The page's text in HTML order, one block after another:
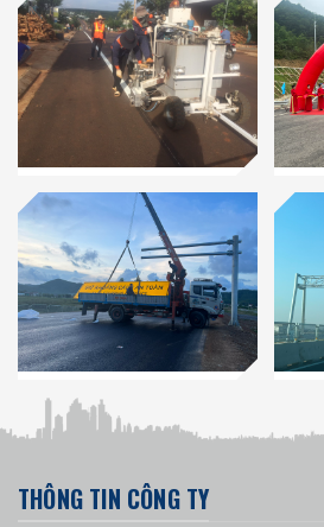
THÔNG TIN CÔNG TY